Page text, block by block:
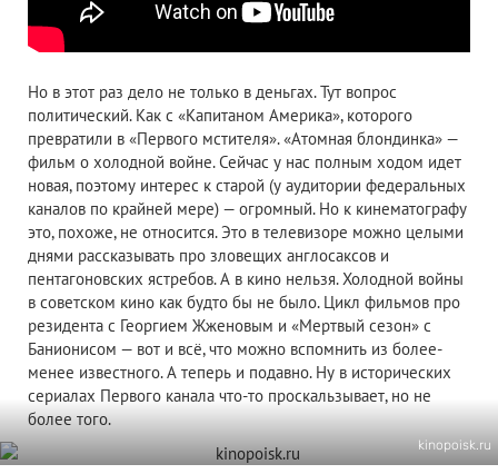
Но в этот раз дело не только в деньгах. Тут вопрос
политический. Как с «Капитаном Америка», которого
превратили в «Первого мстителя». «Атомная блондинка» —
фильм о холодной войне. Сейчас у нас полным ходом идет
новая, поэтому интерес к старой (у аудитории федеральных
каналов по крайней мере) — огромный. Но к кинематографу
это, похоже, не относится. Это в телевизоре можно целыми
днями рассказывать про зловещих англосаксов и
пентагоновских ястребов. А в кино нельзя. Холодной войны
в советском кино как будто бы не было. Цикл фильмов про
резидента с Георгием Жженовым и «Мертвый сезон» с
Банионисом — вот и всё, что можно вспомнить из более-
менее известного. А теперь и подавно. Ну в исторических
сериалах Первого канала что-то проскальзывает, но не
более того.
kinopoisk.ru